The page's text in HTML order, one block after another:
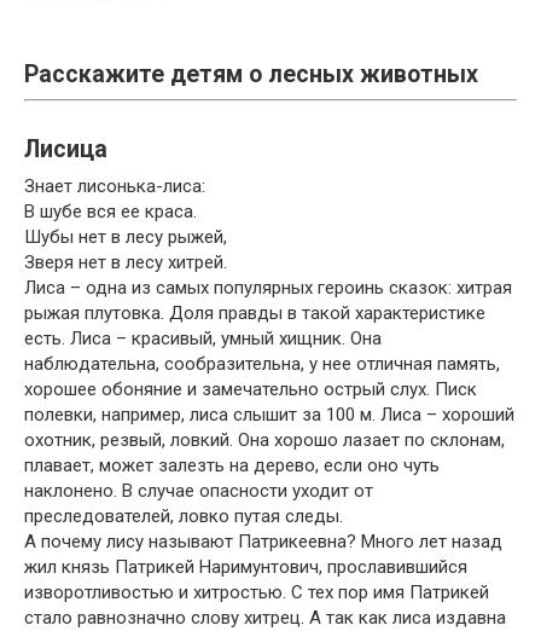
Расскажите детям о лесных животных
Лисица
Знает лисонька-лиса:
В шубе вся ее краса.
Шубы нет в лесу рыжей,
Зверя нет в лесу хитрей.
Лиса – одна из самых популярных героинь сказок: хитрая
рыжая плутовка. Доля правды в такой характеристике
есть. Лиса – красивый, умный хищник. Она
наблюдательна, сообразительна, у нее отличная память,
хорошее обоняние и замечательно острый слух. Писк
полевки, например, лиса слышит за 100 м. Лиса – хороший
охотник, резвый, ловкий. Она хорошо лазает по склонам,
плавает, может залезть на дерево, если оно чуть
наклонено. В случае опасности уходит от
преследователей, ловко путая следы.
А почему лису называют Патрикеевна? Много лет назад
жил князь Патрикей Наримунтович, прославившийся
изворотливостью и хитростью. С тех пор имя Патрикей
стало равнозначно слову хитрец. А так как лиса издавна